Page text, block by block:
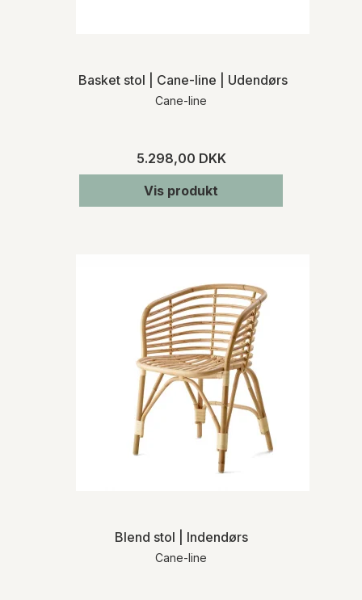
Basket stol | Cane-line | Udendørs
Cane-line
5.298,00 DKK
Vis produkt
Blend stol | Indendørs
Cane-line